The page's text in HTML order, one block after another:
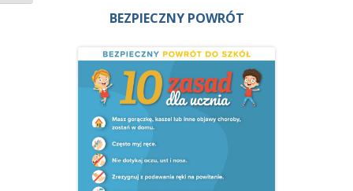
BEZPIECZNY POWRÓT